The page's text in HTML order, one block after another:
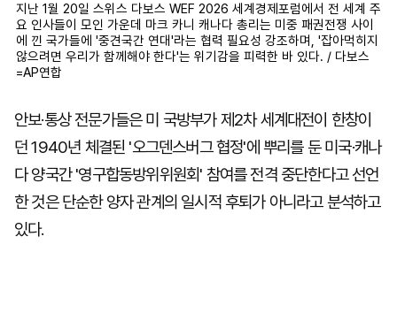
지난 1월 20일 스위스 다보스 WEF 2026 세계경제포럼에서 전 세계 주
요 인사들이 모인 가운데 마크 카니 캐나다 총리는 미중 패권전쟁 사이
에 낀 국가들에 '중견국간 연대'라는 협력 필요성 강조하며, '잡아먹히지
않으려면 우리가 함께해야 한다'는 위기감을 피력한 바 있다. / 다보스
=AP연합
안보·통상 전문가들은 미 국방부가 제2차 세계대전이 한창이
던 1940년 체결된 '오그덴스버그 협정'에 뿌리를 둔 미국·캐나
다 양국간 '영구합동방위위원회' 참여를 전격 중단한다고 선언
한 것은 단순한 양자 관계의 일시적 후퇴가 아니라고 분석하고
있다.